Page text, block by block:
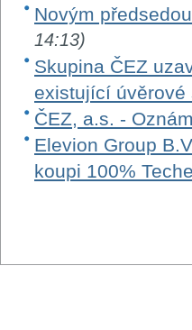
Novým
14:13)
Skupina ČEZ
existující úvěrové
ČEZ, a.s. -
Elevion Group
koupi 100%